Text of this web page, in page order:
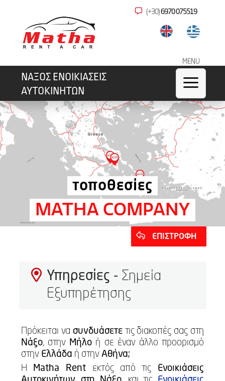
(+30)6970 075519
MENU
ΝΑΞΟΣ ΕΝΟΙΚΙΑΣΕΙΣ
ΑΥΤΟΚΙΝΗΤΩΝ
a
τοποθεσίες
MATHA COMPANY
ΕΠΙΣΤΡΟΦΗ
Υπηρεσίες - Σημεία
Εξυπηρέτησης
Πρόκειται να συνδυάσετετις διακοπές σας στη
Νάξο, στην Μήλο ή σε έναν άλλο προορισμό
στην Ελλάδα ή στηνΑθήνα;
Η Matha Rent εκτός από τιςΕνοικιάσεις